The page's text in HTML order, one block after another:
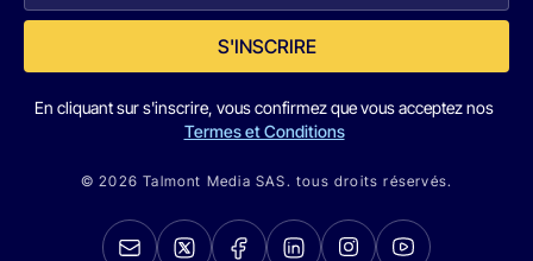
S'INSCRIRE
En cliquant sur s'inscrire, vous confirmez que vous acceptez nos
Termes et Conditions
© 2026 Talmont Media SAS. tous droits réservés.